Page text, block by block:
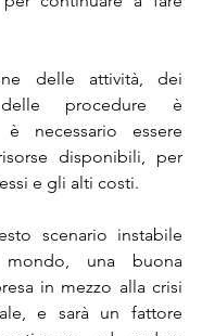
delle attività, dei
procedure è
necessario essere
disponibili, per
e gli alti costi.
scenario instabile
una buona
in mezzo alla crisi
e sarà un fattore